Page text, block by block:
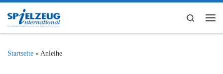
Zum Inhalt springen
Search
Startseite » Anleihe